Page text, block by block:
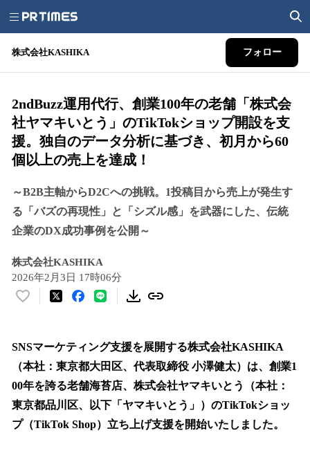
株式会社KASHIKA フォロー
2ndBuzz運用代行、創業100年の老舗「株式会
社ヤマキいとう」のTikTokショップ開設を支
援。独自のデータ分析に基づき、初月から60
個以上の売上を達成！
～B2B主軸からD2Cへの挑戦。1投稿目から売上が発生す
る「バズの再現性」と「シズル感」を武器にした、伝統
企業のDX成功事例を公開～
株式会社KASHIKA
2026年2月3日 17時06分
い
！
数
を
読
み
込
み
SNSマーケティング支援を展開する株式会社KASHIKA
（本社：東京都大田区、代表取締役 小澤健太）は、創業1
00年を誇る老舗海苔店、株式会社ヤマキいとう（本社：
東京都品川区、以下「ヤマキいとう」）のTikTokショッ
プ（TikTok Shop）立ち上げ支援を開始いたしました。